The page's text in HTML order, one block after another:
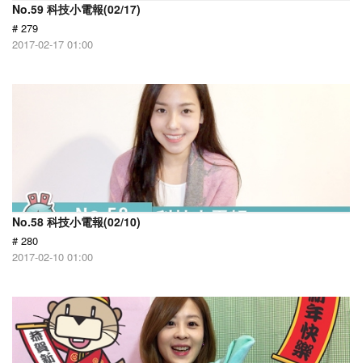
No.59 科技小電報(02/17)
# 279
2017-02-17 01:00
No.58 科技小電報(02/10)
# 280
2017-02-10 01:00